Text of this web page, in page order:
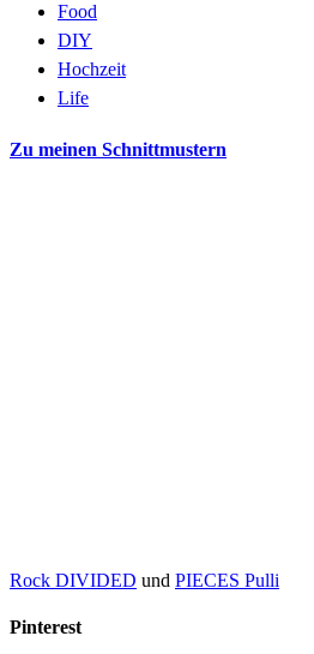
Food
DIY
Hochzeit
Life
Zu meinen Schnittmustern
Rock DIVIDED und PIECES Pulli
Pinterest